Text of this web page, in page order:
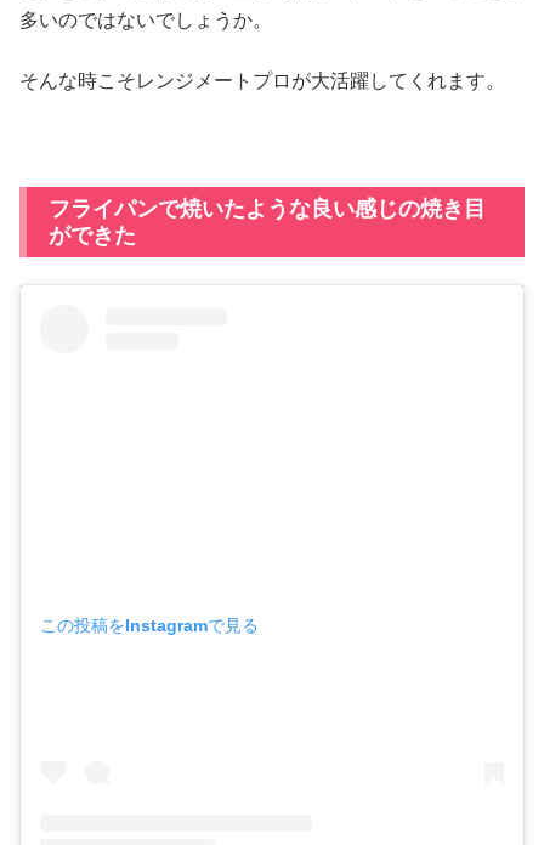
多いのではないでしょうか。
そんな時こそレンジメートプロが大活躍してくれます。
フライパンで焼いたような良い感じの焼き目
ができた
この投稿をInstagramで見る